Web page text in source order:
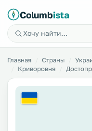
Columbista
Главная Страны
Криворовня